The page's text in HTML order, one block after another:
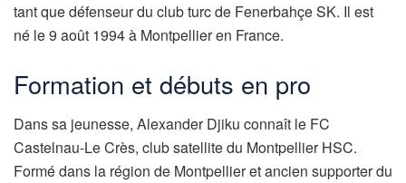
tant que défenseur du club turc de Fenerbahçe SK. Il est
né le 9 août 1994 à Montpellier en France.
Formation et débuts en pro
Dans sa jeunesse, Alexander Djiku connaît le FC
Castelnau-Le Crès, club satellite du Montpellier HSC.
Formé dans la région de Montpellier et ancien supporter du